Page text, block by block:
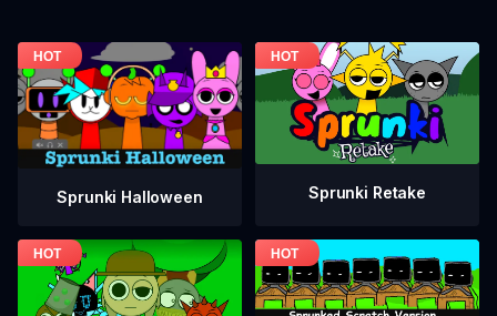
Sprunki Halloween Sprunki Retake